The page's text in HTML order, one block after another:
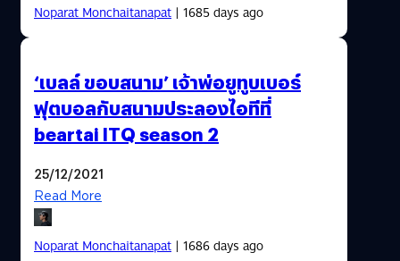
Noparat Monchaitanapat| 1685 days ago
‘เบลล์ ขอบสนาม’ เจ้าพ่อยูทูบเบอร์
ฟุตบอลกับสนามประลองไอทีที่
beartai ITQ season 2
25/12/2021
Read More
Noparat Monchaitanapat| 1686 days ago